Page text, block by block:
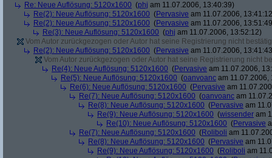
Re: Neue Auflösung: 5120x1600 (phj am 11.07.2006, 13:40:39)
Re(2): Neue Auflösung: 5120x1600 (Pervasive am 11.07.2006,
Re(2): Neue Auflösung: 5120x1600 (Pervasive am 11.07.2006,
Re(3): Neue Auflösung: 5120x1600 (phj am 11.07.2006, 13:52:12)
Vom Autor zurückgezogen oder Autor hat seine Registrierung nicht
Re(2): Neue Auflösung: 5120x1600 (Pervasive am 11.07.2006,
Vom Autor zurückgezogen oder Autor hat seine Registrierung nicht
Re(4): Neue Auflösung: 5120x1600 (Pervasive am 11.07.2006,
Re(5): Neue Auflösung: 5120x1600 (oanvoanc am 11.07.2006,
Re(6): Neue Auflösung: 5120x1600 (Pervasive am
Re(7): Neue Auflösung: 5120x1600 (oanvoanc am
Re(8): Neue Auflösung: 5120x1600 (Pervasive am
Re(9): Neue Auflösung: 5120x1600 (wissender am
Re(10): Neue Auflösung: 5120x1600 (Pervasive
Re(7): Neue Auflösung: 5120x1600 (Roliboli am
Re(8): Neue Auflösung: 5120x1600 (Pervasive am
Re(9): Neue Auflösung: 5120x1600 (Roliboli am